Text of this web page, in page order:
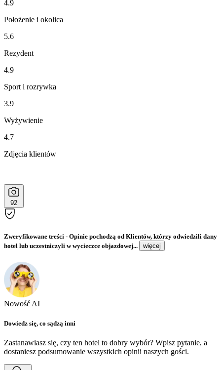
4.9
Położenie i okolica
5.6
Rezydent
4.9
Sport i rozrywka
3.9
Wyżywienie
4.7
Zdjęcia klientów
92
Zweryfikowane treści - Opinie pochodzą od Klientów, którzy odwiedzili dany
hotel lub uczestniczyli w wycieczce objazdowej...
więcej
Nowość AI
Dowiedz się, co sądzą inni
Zastanawiasz się, czy ten hotel to dobry wybór? Wpisz pytanie, a
dostaniesz podsumowanie wszystkich opinii naszych gości.